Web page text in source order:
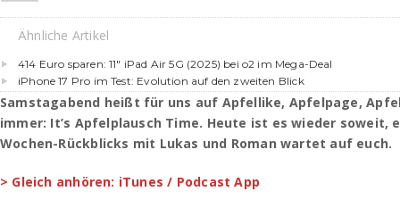
Ähnliche Artikel
414 Euro sparen: 11″ iPad Air 5G (2025) bei o2 im Mega-Deal
iPhone 17 Pro im Test: Evolution auf den zweiten Blick
Samstagabend heißt für uns auf Apfellike, Apfelpage,
immer: It’s Apfelplausch Time. Heute ist es wieder soweit,
Wochen-Rückblicks mit Lukas und Roman wartet auf euch.
> Gleich anhören: iTunes / Podcast App